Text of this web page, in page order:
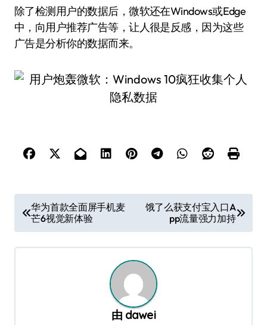
除了检测用户的数据后，微软还在Windows或Edge
中，向用户推荐广告等，让人很是反感，因为这些
广告是分析你的数据而来。
章
导
华为首款全面屏手机麦
芒6视觉新体验
饿了么获支付宝入口A
pp流量强力加持
由 dawei